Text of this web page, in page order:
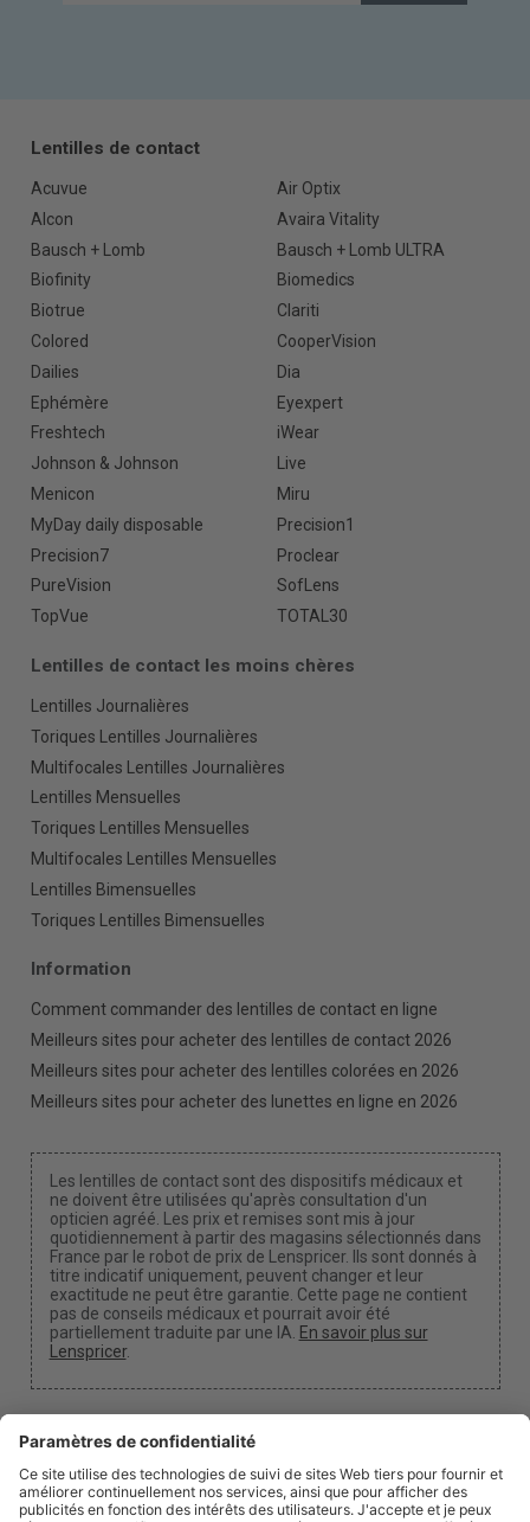
Lentilles de contact
Acuvue
Air Optix
Alcon
Avaira Vitality
Bausch + Lomb
Bausch + Lomb ULTRA
Biofinity
Biomedics
Biotrue
Clariti
Colored
CooperVision
Dailies
Dia
Ephémère
Eyexpert
Freshtech
iWear
Johnson & Johnson
Live
Menicon
Miru
MyDay daily disposable
Precision1
Precision7
Proclear
PureVision
SofLens
TopVue
TOTAL30
Lentilles de contact les moins chères
Lentilles Journalières
Toriques Lentilles Journalières
Multifocales Lentilles Journalières
Lentilles Mensuelles
Toriques Lentilles Mensuelles
Multifocales Lentilles Mensuelles
Lentilles Bimensuelles
Toriques Lentilles Bimensuelles
Information
Comment commander des lentilles de contact en ligne
Meilleurs sites pour acheter des lentilles de contact 2026
Meilleurs sites pour acheter des lentilles colorées en 2026
Meilleurs sites pour acheter des lunettes en ligne en 2026
Les lentilles de contact sont des dispositifs médicaux et
ne doivent être utilisées qu'après consultation d'un
opticien agréé. Les prix et remises sont mis à jour
quotidiennement à partir des magasins sélectionnés dans
France par le robot de prix de Lenspricer. Ils sont donnés à
titre indicatif uniquement, peuvent changer et leur
exactitude ne peut être garantie. Cette page ne contient
pas de conseils médicaux et pourrait avoir été
partiellement traduite par une IA. En savoir plus sur
Lenspricer.
Paramètres des cookies